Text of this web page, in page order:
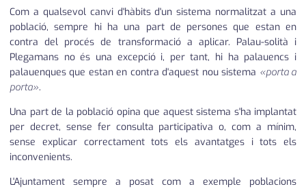
Com a qualsevol canvi d'hàbits d'un sistema normalitzat a una
població, sempre hi ha una part de persones que estan en
contra del procés de transformació a aplicar. Palau-solità i
Plegamans no és una excepció i, per tant, hi ha palauencs i
palauenques que estan en contra d'aquest nou sistema «porta a
porta».
Una part de la població opina que aquest sistema s'ha implantat
per decret, sense fer consulta participativa o, com a mínim,
sense explicar correctament tots els avantatges i tots els
inconvenients.
L'Ajuntament sempre a posat com a exemple poblacions